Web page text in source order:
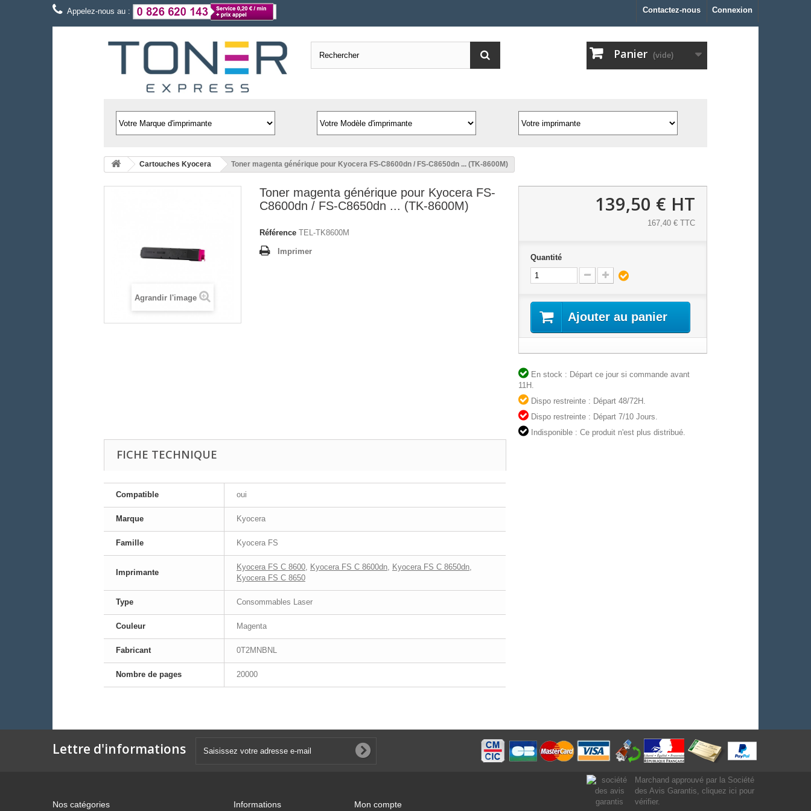
Connexion
Contactez-nous
Appelez-nous au :
Panier (vide)
Cartouches Kyocera Toner magenta générique pour Kyocera FS-C8600dn / FS-C8650dn ... (TK-8600M)
Agrandir l'image
Toner magenta générique pour Kyocera FS-
C8600dn / FS-C8650dn ... (TK-8600M)
Référence TEL-TK8600M
Imprimer
139,50 € HT
167,40 € TTC
Quantité
Ajouter au panier
En stock : Départ ce jour si commande avant
11H.
Dispo restreinte : Départ 48/72H.
Dispo restreinte : Départ 7/10 Jours.
Indisponible : Ce produit n'est plus distribué.
FICHE TECHNIQUE
Compatible oui
Marque Kyocera
Famille Kyocera FS
Imprimante
Kyocera FS C 8600, Kyocera FS C 8600dn, Kyocera FS C 8650dn,
Kyocera FS C 8650
Type Consommables Laser
Couleur Magenta
Fabricant 0T2MNBNL
Nombre de pages 20000
Lettre d'informations
Nos catégories Informations Mon compte
Marchand approuvé par la Société
des Avis Garantis, cliquez ici pour
vérifier.